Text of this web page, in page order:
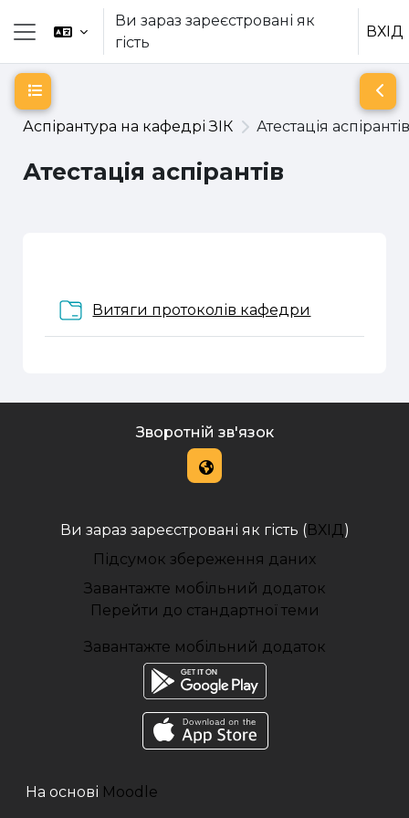
Перейти до головного вмісту
Бокова панель
Ви зараз зареєстровані як
гість
ВХІД
Аспірантура на кафедрі ЗІК Атестація
Атестація аспірантів
Відкритий покажчик курсу
Витяги протоколів кафедри
Зворотній зв'язок
Ви зараз зареєстровані як гість (ВХІД )
Підсумок збереження даних
Завантажте мобільний додаток
Перейти до стандартної теми
Завантажте мобільний додаток
На основі Moodle